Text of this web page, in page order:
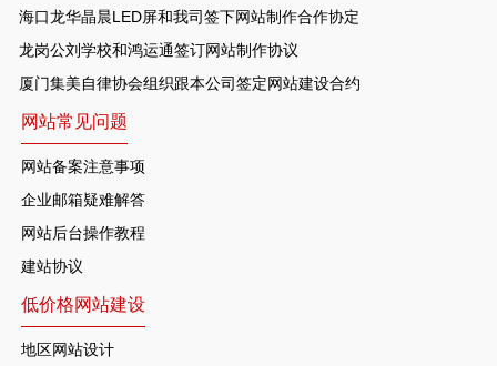
海口龙华晶晨LED屏和我司签下网站制作合作协定
龙岗公刘学校和鸿运通签订网站制作协议
厦门集美自律协会组织跟本公司签定网站建设合约
网站常见问题
网站备案注意事项
企业邮箱疑难解答
网站后台操作教程
建站协议
低价格网站建设
地区网站设计